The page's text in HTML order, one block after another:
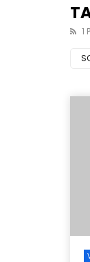
1